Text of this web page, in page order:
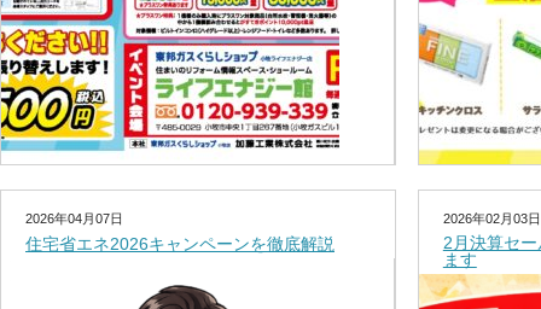
2026年04月07日
住宅省エネ2026キャンペーンを徹底解説
2026年02月03日
2月決算セ
ます